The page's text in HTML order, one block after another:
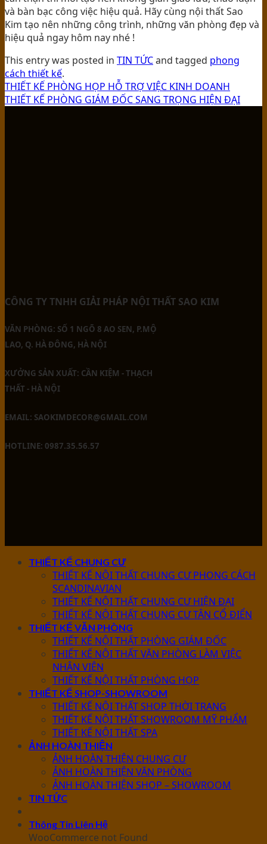
và bàn bạc công việc hiệu quả. Hãy cùng nội thất Sao
Kim tạo nên những công trình, những văn phòng đẹp và
hiệu quả ngay hôm nay nhé !
This entry was posted in TIN TỨCand tagged phong
cách thiết kế.
THIẾT KẾ PHÒNG HỌP HỖ TRỢ VIỆC KINH DOANH
THIẾT KẾ PHÒNG GIÁM ĐỐC SANG TRỌNG HIỆN ĐẠI
CÔNG TY TNHH GIẢI PHÁP NỘI THẤT SAO KIM
VĂN PHÒNG: SỐ 1 NGÕ 8 AO SEN, P.MỘ
LAO, Q. HÀ ĐÔNG, HÀ NỘI
XƯỞNG SẢN XUẤT: CẦN KIỆM - THẠCH
THẤT - HÀ NỘI
EMAIL: SAOKIMDECOR@GMAIL.COM
HOTLINE: 0987.35.56.57
THIẾT KẾ CHUNG CƯ
THIẾT KẾ NỘI THẤT CHUNG CƯ PHONG CÁCH
SCANDINAVIAN
THIẾT KẾ NỘI THẤT CHUNG CƯ HIỆN ĐẠI
THIẾT KẾ NỘI THẤT CHUNG CƯ TÂN CỔ ĐIỂN
THIẾT KẾ VĂN PHÒNG
THIẾT KẾ NỘI THẤT PHÒNG GIÁM ĐỐC
THIẾT KẾ NỘI THẤT VĂN PHÒNG LÀM VIỆC
NHÂN VIÊN
THIẾT KẾ NỘI THẤT PHÒNG HỌP
THIẾT KẾ SHOP-SHOWROOM
THIẾT KẾ NỘI THẤT SHOP THỜI TRANG
THIẾT KẾ NỘI THẤT SHOWROOM MỸ PHẨM
THIẾT KẾ NỘI THẤT SPA
ẢNH HOÀN THIỆN
ẢNH HOÀN THIỆN CHUNG CƯ
ẢNH HOÀN THIỆN VĂN PHÒNG
ẢNH HOÀN THIỆN SHOP – SHOWROOM
TIN TỨC
Thông Tin Liên Hệ
WooCommerce not Found